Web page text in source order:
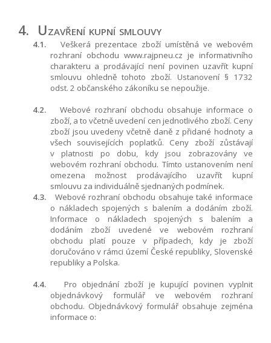
4. Uzavření kupní smlouvy
4.1.
Veškerá prezentace zboží umístěná ve webovém
rozhraní obchodu www.rajpneu.cz je informativního
charakteru a prodávající není povinen uzavřít kupní
smlouvu ohledně tohoto zboží. Ustanovení § 1732
odst. 2 občanského zákoníku se nepoužije.
4.2.
Webové rozhraní obchodu obsahuje informace o
zboží, a to včetně uvedení cen jednotlivého zboží. Ceny
zboží jsou uvedeny včetně daně z přidané hodnoty a
všech souvisejících poplatků. Ceny zboží zůstávají
v platnosti po dobu, kdy jsou zobrazovány ve
webovém rozhraní obchodu. Tímto ustanovením není
omezena možnost prodávajícího uzavřít kupní
smlouvu za individuálně sjednaných podmínek.
4.3.
Webové rozhraní obchodu obsahuje také informace
o nákladech spojených s balením a dodáním zboží.
Informace o nákladech spojených s balením a
dodáním zboží uvedené ve webovém rozhraní
obchodu platí pouze v případech, kdy je zboží
doručováno v rámci území České republiky, Slovenské
republiky a Polska.
4.4.
Pro objednání zboží je kupující povinen vyplnit
objednávkový formulář ve webovém rozhraní
obchodu. Objednávkový formulář obsahuje zejména
informace o: